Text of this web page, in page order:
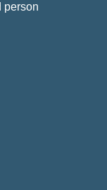
person